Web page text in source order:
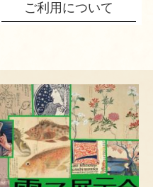
ご利用について